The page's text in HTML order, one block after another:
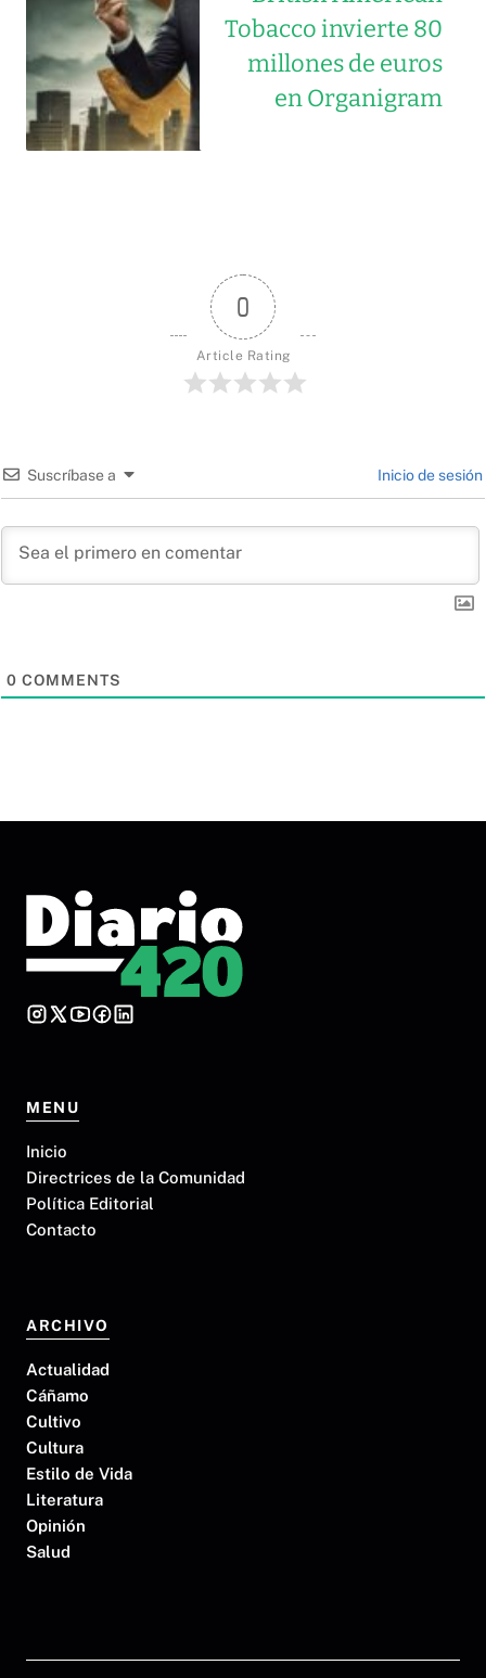
Tobacco invierte 80
millones de euros
en Organigram
0
Article Rating
Suscríbase a Inicio de sesión
0 COMMENTS
MENU
Inicio
Directrices de la Comunidad
Política Editorial
Contacto
ARCHIVO
Actualidad
Cáñamo
Cultivo
Cultura
Estilo de Vida
Literatura
Opinión
Salud